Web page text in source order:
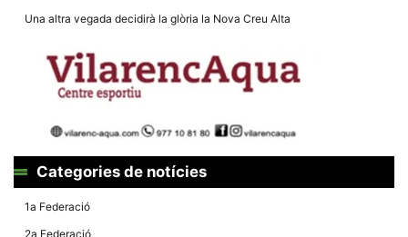
Una altra vegada decidirà la glòria la Nova Creu Alta
Categories de notícies
1a Federació
2a Federació
Alguns
components
tècnics del
emmagatzemen
dades en el seu
bé com sigui